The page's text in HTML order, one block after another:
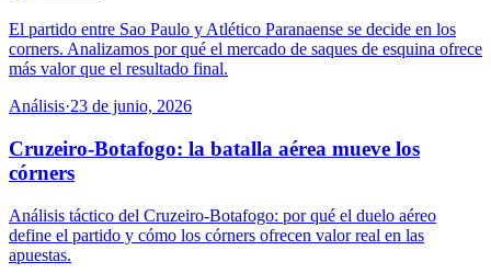
El partido entre Sao Paulo y Atlético Paranaense se decide en los
corners. Analizamos por qué el mercado de saques de esquina ofrece
más valor que el resultado final.
Análisis·23 de junio, 2026
Cruzeiro-Botafogo: la batalla aérea mueve los
córners
Análisis táctico del Cruzeiro-Botafogo: por qué el duelo aéreo
define el partido y cómo los córners ofrecen valor real en las
apuestas.